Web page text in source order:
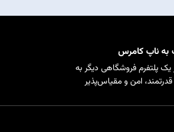
به ناپ کامرس
یک پلتفرم فروشگاهی دیگر به
امن و مقیاس‌پذیر
مشتریان و سفارش‌ها.